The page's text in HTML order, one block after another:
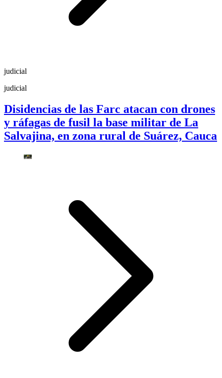
judicial
judicial
Disidencias de las Farc atacan con drones
y ráfagas de fusil la base militar de La
Salvajina, en zona rural de Suárez, Cauca